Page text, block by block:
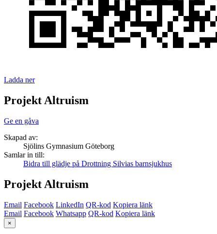
Ladda ner
Projekt Altruism
Ge en gåva
Skapad av:
Sjölins Gymnasium Göteborg
Samlar in till:
Bidra till glädje på Drottning Silvias barnsjukhus
Projekt Altruism
Email Facebook LinkedIn QR-kod Kopiera länk
Email Facebook Whatsapp QR-kod Kopiera länk
×